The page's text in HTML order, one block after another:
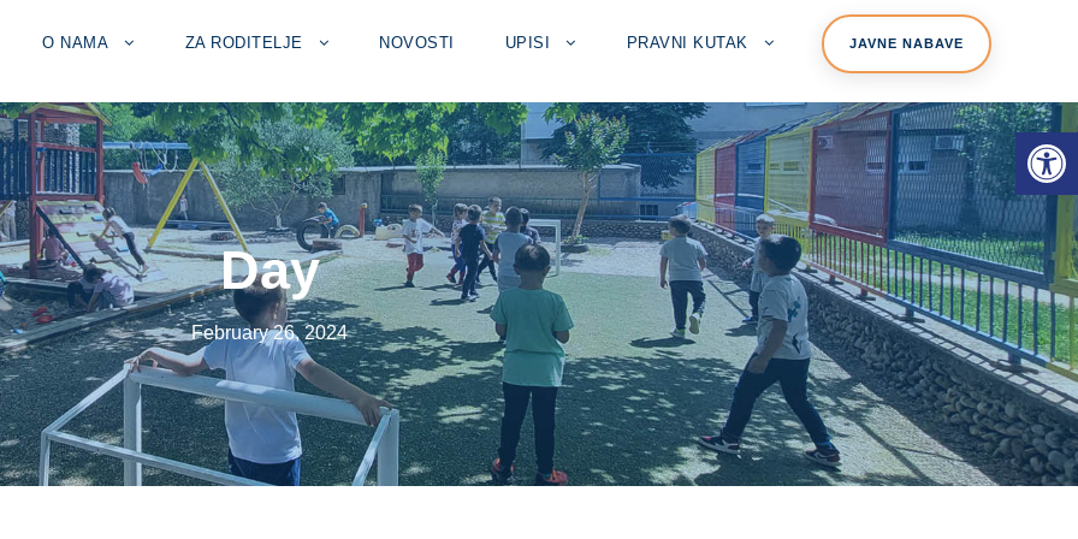
Open toolbar
O NAMA ZA RODITELJE NOVOSTI UPISI PRAVNI KUTAK JAVNE NABAVE
Day
February 26, 2024